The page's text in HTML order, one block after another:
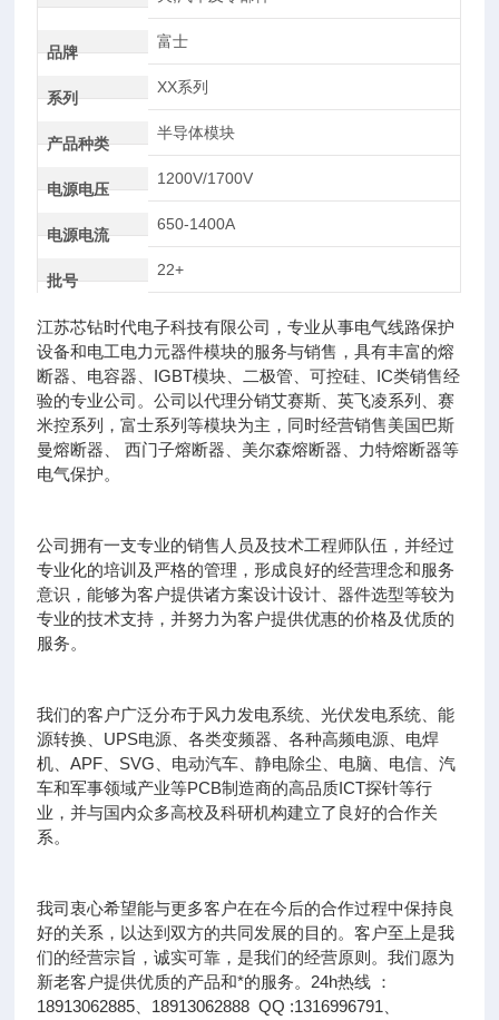
品牌
富士
系列
XX系列
产品种类
半导体模块
电源电压
1200V/1700V
电源电流
650-1400A
批号
22+
江苏芯钻时代电子科技有限公司，专业从事电气线路保护
设备和电工电力元器件模块的服务与销售，具有丰富的熔
断器、电容器、IGBT模块、二极管、可控硅、IC类销售经
验的专业公司。公司以代理分销艾赛斯、英飞凌系列、赛
米控系列，富士系列等模块为主，同时经营销售美国巴斯
曼熔断器、 西门子熔断器、美尔森熔断器、力特熔断器等
电气保护。
公司拥有一支专业的销售人员及技术工程师队伍，并经过
专业化的培训及严格的管理，形成良好的经营理念和服务
意识，能够为客户提供诸方案设计设计、器件选型等较为
专业的技术支持，并努力为客户提供优惠的价格及优质的
服务。
我们的客户广泛分布于风力发电系统、光伏发电系统、能
源转换、UPS电源、各类变频器、各种高频电源、电焊
机、APF、SVG、电动汽车、静电除尘、电脑、电信、汽
车和军事领域产业等PCB制造商的高品质ICT探针等行
业，并与国内众多高校及科研机构建立了良好的合作关
系。
我司衷心希望能与更多客户在在今后的合作过程中保持良
好的关系，以达到双方的共同发展的目的。客户至上是我
们的经营宗旨，诚实可靠，是我们的经营原则。我们愿为
新老客户提供优质的产品和*的服务。24h热线 ：
18913062885、18913062888 QQ :1316996791、